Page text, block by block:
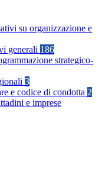
su organizzazione e
generali 186
strategico-
3
e codice di condotta 2
e imprese